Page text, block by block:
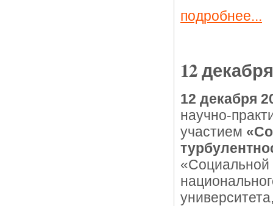
подробнее...
12
12 декабря
научно-
участием
«Социальной